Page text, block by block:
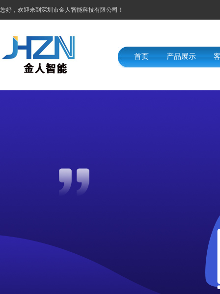
您好，欢迎来到深圳市金人智能科技有限公司！
首页 产品展示